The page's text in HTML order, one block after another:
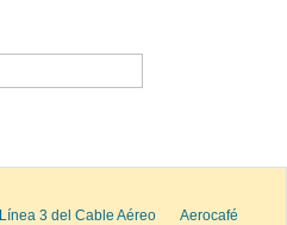
Línea 3 del Cable Aéreo
Aerocafé